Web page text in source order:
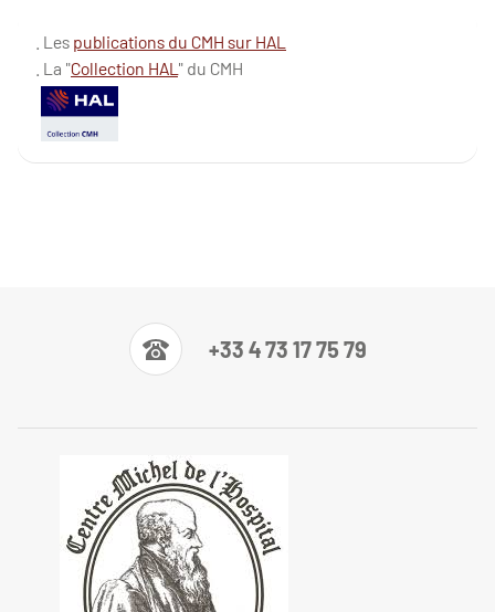
. Les publications du CMH sur HAL
. La "Collection HAL " du CMH
+33 4 73 17 75 79